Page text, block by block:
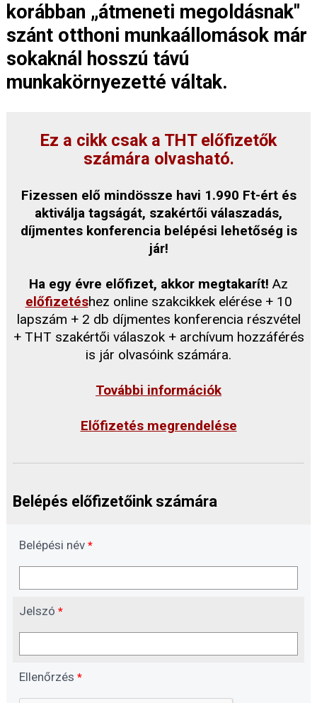
korábban „átmeneti megoldásnak"
szánt otthoni munkaállomások már
sokaknál hosszú távú
munkakörnyezetté váltak.
Ez a cikk csak a THT előfizetők
számára olvasható.
Fizessen elő mindössze havi 1.990 Ft-ért és
aktiválja tagságát, szakértői válaszadás,
díjmentes konferencia belépési lehetőség is
jár!
Ha egy évre előfizet, akkor megtakarít! Az
előfizetéshez online szakcikkek elérése + 10
lapszám + 2 db díjmentes konferencia részvétel
+ THT szakértői válaszok + archívum hozzáférés
is jár olvasóink számára.
További információk
Előfizetés megrendelése
Belépés előfizetőink számára
Belépési név *
Jelszó *
Ellenőrzés *